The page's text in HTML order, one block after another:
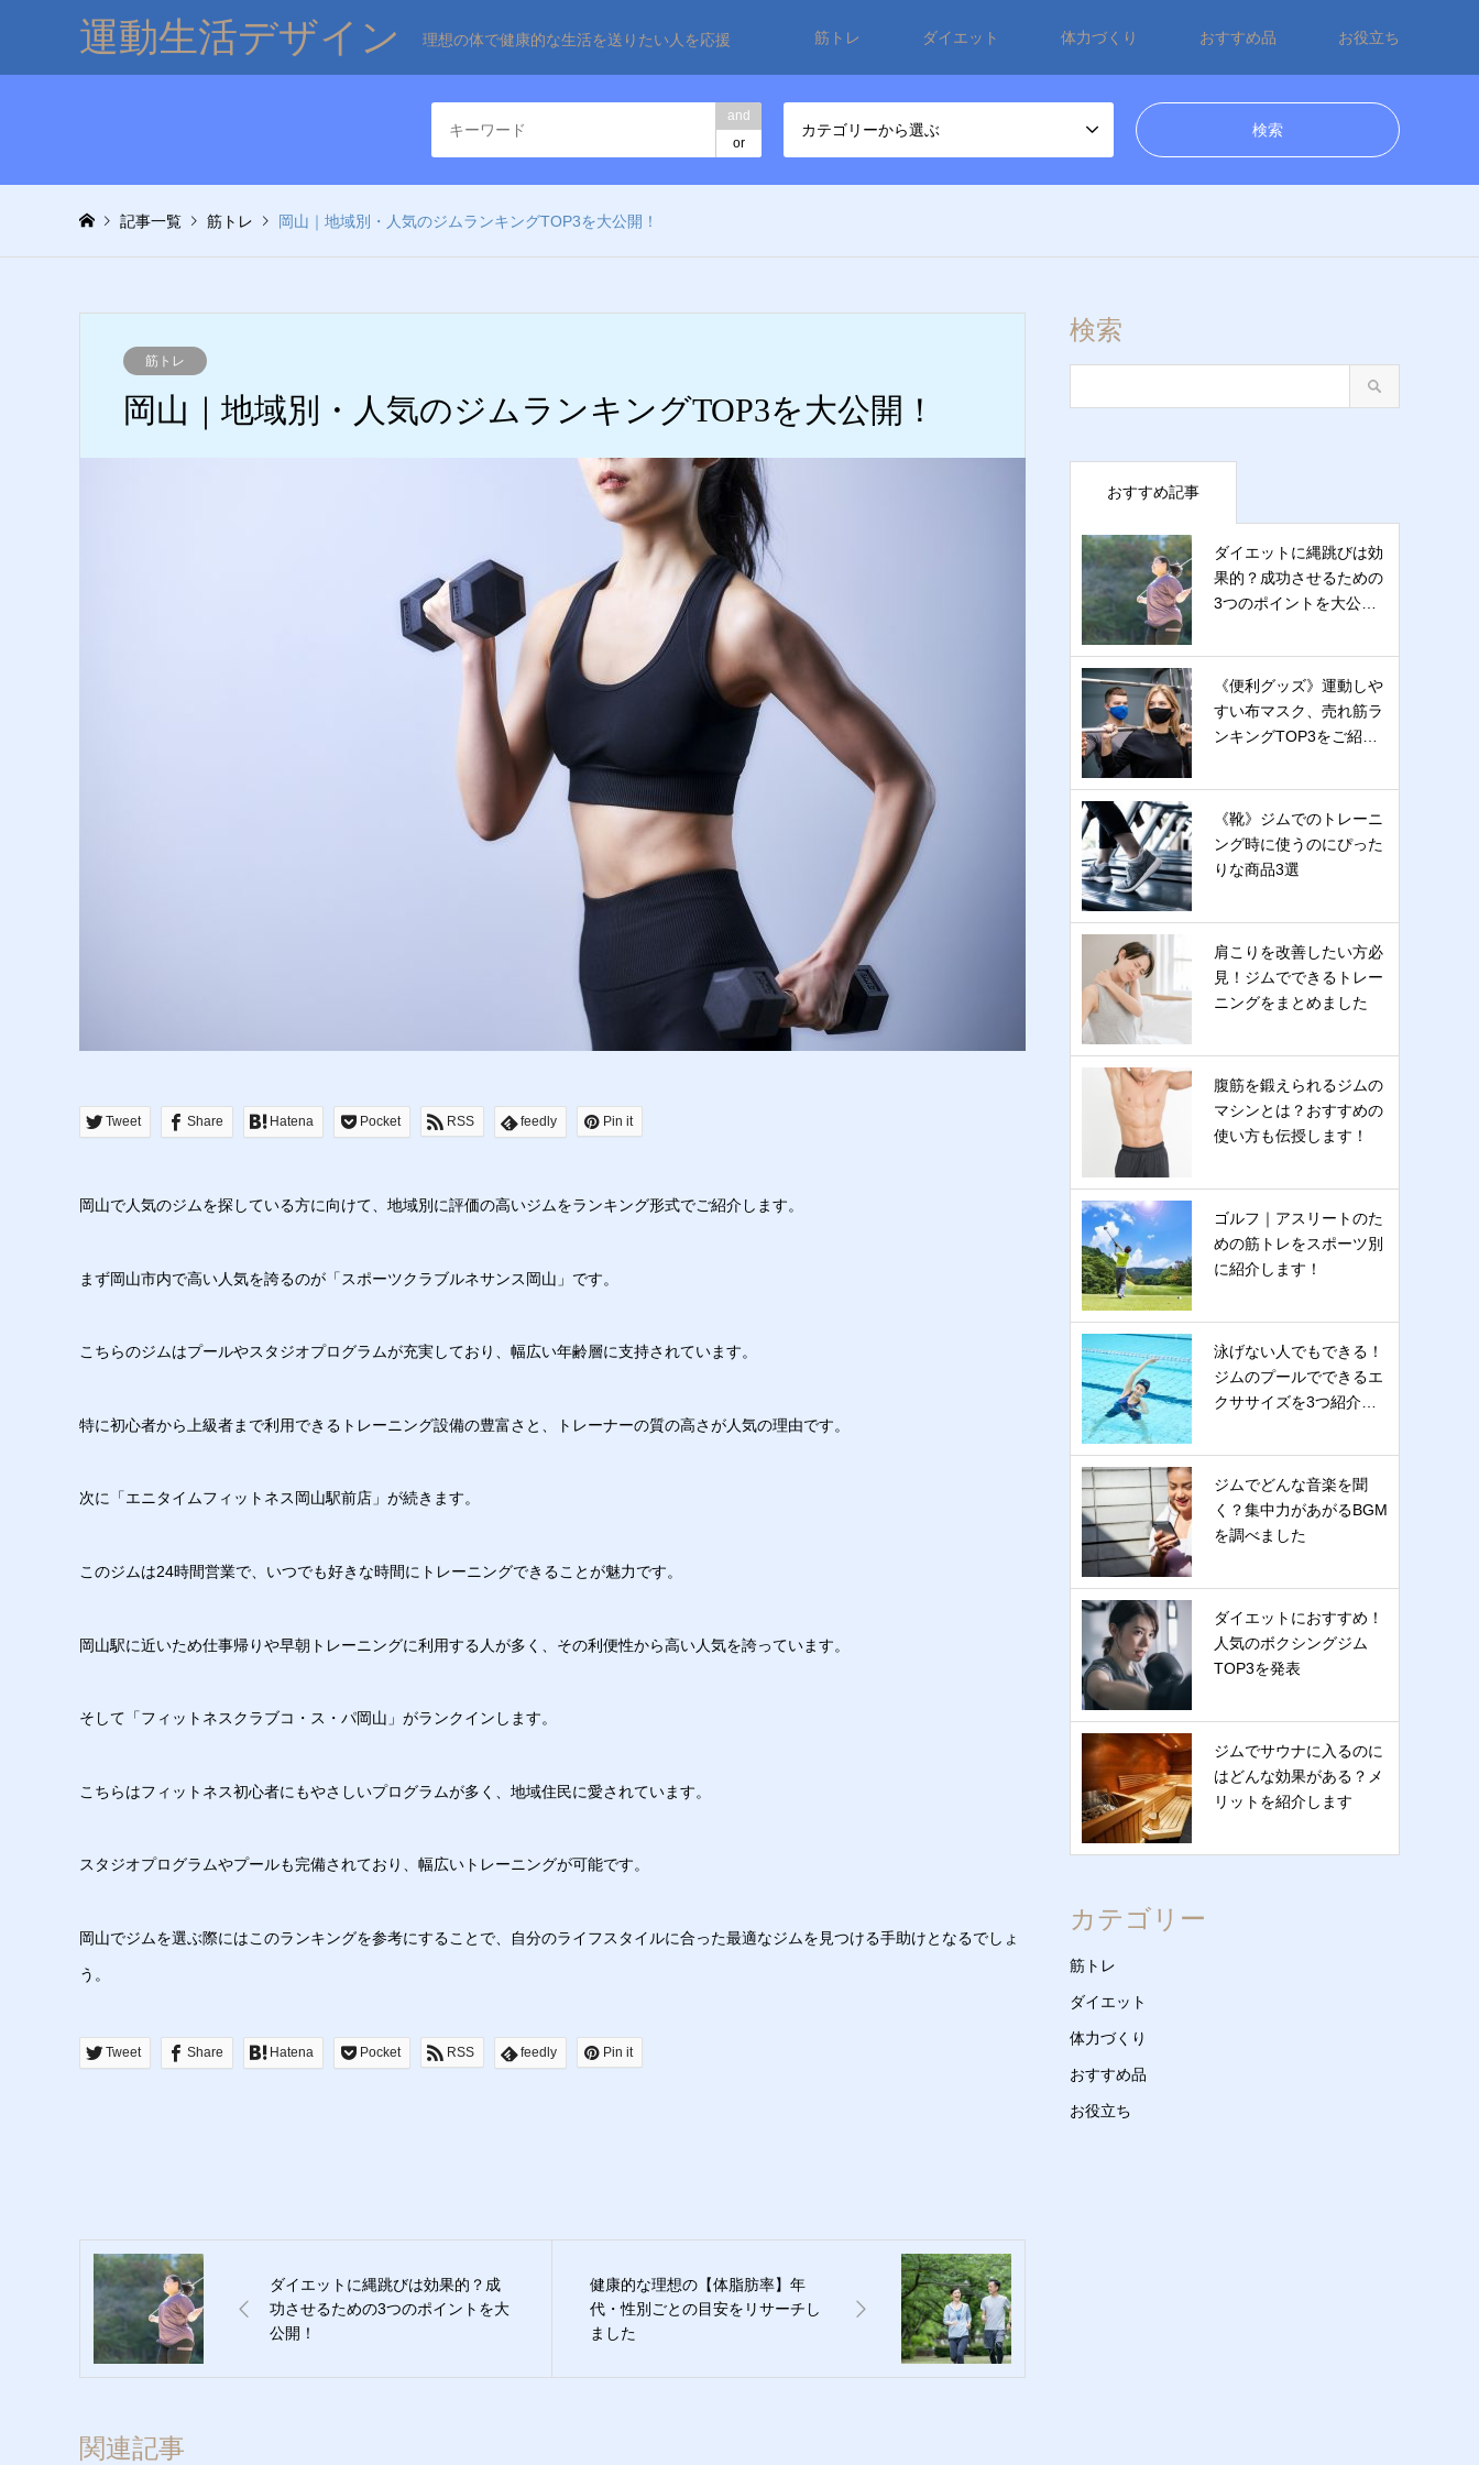
運動生活デザイン 理想の体で健康的な生活を送りたい人を応援 筋トレ ダイエット 体力づくり おすすめ品 お役立ち
and
or
カテゴリーから選ぶ
記事一覧 筋トレ 岡山｜地域別・人気のジムランキングTOP3を大公開！
筋トレ
岡山｜地域別・人気のジムランキングTOP3を大公開！
Tweet Share Hatena Pocket RSS feedly Pin it
岡山で人気のジムを探している方に向けて、地域別に評価の高いジムをランキング形式でご紹介します。
まず岡山市内で高い人気を誇るのが「スポーツクラブルネサンス岡山」です。
こちらのジムはプールやスタジオプログラムが充実しており、幅広い年齢層に支持されています。
特に初心者から上級者まで利用できるトレーニング設備の豊富さと、トレーナーの質の高さが人気の理由です。
次に「エニタイムフィットネス岡山駅前店」が続きます。
このジムは24時間営業で、いつでも好きな時間にトレーニングできることが魅力です。
岡山駅に近いため仕事帰りや早朝トレーニングに利用する人が多く、その利便性から高い人気を誇っています。
そして「フィットネスクラブコ・ス・パ岡山」がランクインします。
こちらはフィットネス初心者にもやさしいプログラムが多く、地域住民に愛されています。
スタジオプログラムやプールも完備されており、幅広いトレーニングが可能です。
岡山でジムを選ぶ際にはこのランキングを参考にすることで、自分のライフスタイルに合った最適なジムを見つける手助けとなるでしょ
う。
Tweet Share Hatena Pocket RSS feedly Pin it
ダイエットに縄跳びは効果的？成
功させるための3つのポイントを大
公開！
健康的な理想の【体脂肪率】年
代・性別ごとの目安をリサーチし
ました
関連記事
検索
おすすめ記事
ダイエットに縄跳びは効
果的？成功させるための
3つのポイントを大公…
《便利グッズ》運動しや
すい布マスク、売れ筋ラ
ンキングTOP3をご紹…
《靴》ジムでのトレーニ
ング時に使うのにぴった
りな商品3選
肩こりを改善したい方必
見！ジムでできるトレー
ニングをまとめました
腹筋を鍛えられるジムの
マシンとは？おすすめの
使い方も伝授します！
ゴルフ｜アスリートのた
めの筋トレをスポーツ別
に紹介します！
泳げない人でもできる！
ジムのプールでできるエ
クササイズを3つ紹介…
ジムでどんな音楽を聞
く？集中力があがるBGM
を調べました
ダイエットにおすすめ！
人気のボクシングジム
TOP3を発表
ジムでサウナに入るのに
はどんな効果がある？メ
リットを紹介します
カテゴリー
筋トレ
ダイエット
体力づくり
おすすめ品
お役立ち